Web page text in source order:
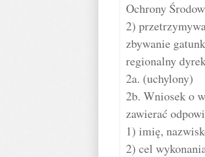
Ochrony
2)
zbywanie
regionalny
2a. (uchylony)
2b. Wniosek o
zawierać
1) imię,
2) cel